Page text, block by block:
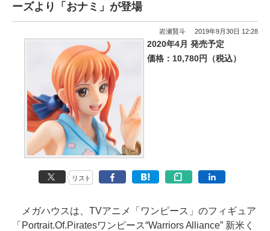
ーズより「おナミ」が登場
岩瀬賢斗 2019年9月30日 12:28
2020年4月 発売予定
価格：10,780円（税込）
リスト
メガハウスは、TVアニメ「ワンピース」のフィギュア
「Portrait.Of.Piratesワンピース“Warriors Alliance” 新米く